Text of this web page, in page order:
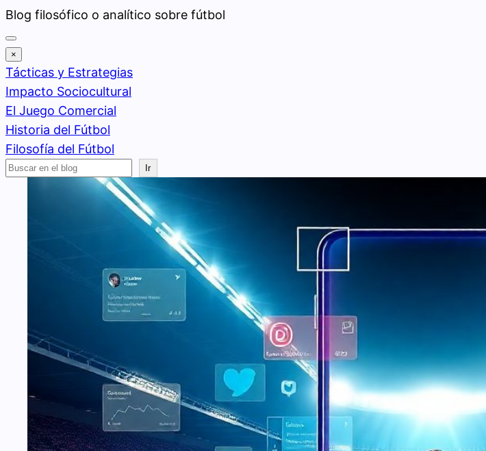
Saltar
al
contenido
Blog filosófico o analítico sobre fútbol
×
Tácticas y Estrategias
Impacto Sociocultural
El Juego Comercial
Historia del Fútbol
Filosofía del Fútbol
Buscar
Ir